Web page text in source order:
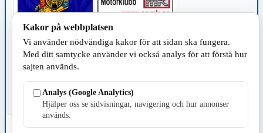
TILLVERKNING
Kakor på webbplatsen
Vi använder nödvändiga kakor för att sidan ska fungera.
Med ditt samtycke använder vi också analys för att förstå hur
sajten används.
Analys (Google Analytics)
Hjälper oss se sidvisningar, navigering och hur annonser
används.